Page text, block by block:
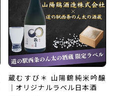
蔵むすび＊ 山陽鶴純米吟醸
｜オリジナルラベル日本酒